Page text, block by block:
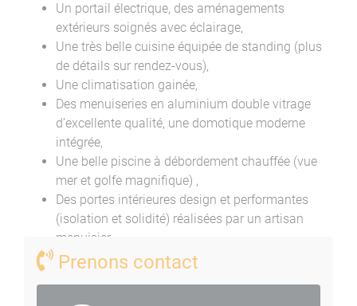
Un portail électrique, des aménagements
extérieurs soignés avec éclairage,
Une très belle cuisine équipée de standing (plus
de détails sur rendez-vous),
Une climatisation gainée,
Des menuiseries en aluminium double vitrage
d’excellente qualité, une domotique moderne
intégrée,
Une belle piscine à débordement chauffée (vue
mer et golfe magnifique) ,
Des portes intérieures design et performantes
(isolation et solidité) réalisées par un artisan
menuisier, …
COMPOSITION MAISON
Prenons contact